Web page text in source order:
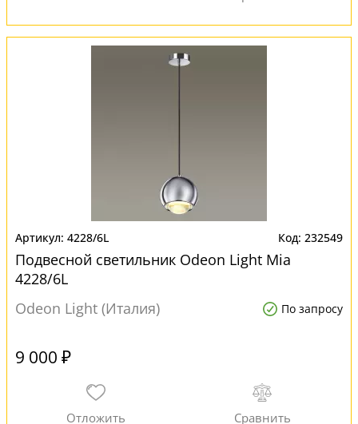
4228/6L 232549
Подвесной светильник Odeon Light Mia
4228/6L
Odeon Light (Италия)
По запросу
9 000 ₽